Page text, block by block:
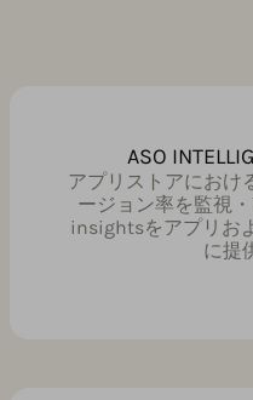
ASO
アプリストアにおけ
ージョン率を監視
insightsをアプリお
に提